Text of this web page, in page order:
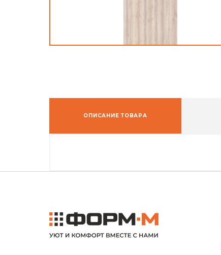
ОПИСАНИЕ ТОВАРА